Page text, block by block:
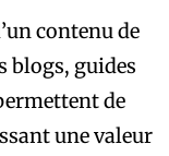
contenu de
blogs, guides
de
une valeur